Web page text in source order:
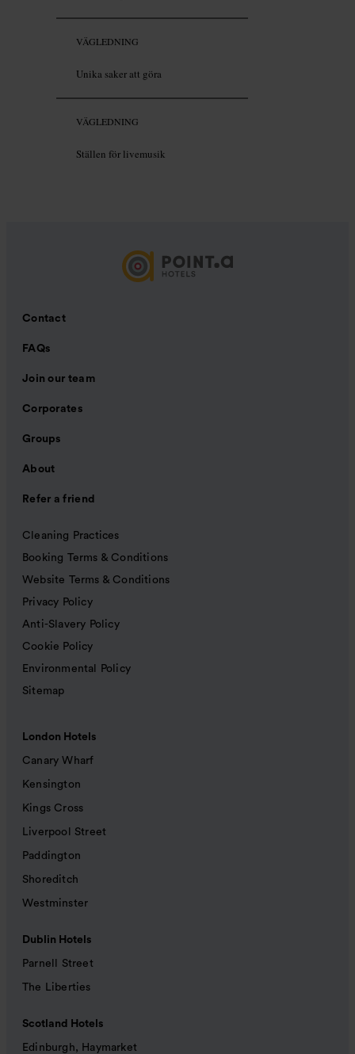
VÄGLEDNING
Unika saker att göra
VÄGLEDNING
Ställen för livemusik
Contact
FAQs
Join our team
Corporates
Groups
About
Refer a friend
Cleaning Practices
Booking Terms & Conditions
Website Terms & Conditions
Privacy Policy
Anti-Slavery Policy
Cookie Policy
Environmental Policy
Sitemap
London Hotels
Canary Wharf
Kensington
Kings Cross
Liverpool Street
Paddington
Shoreditch
Westminster
Dublin Hotels
Parnell Street
The Liberties
Scotland Hotels
Edinburgh, Haymarket